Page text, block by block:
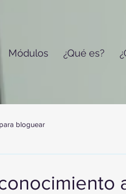
Módulos ¿Qué es?
bloguear